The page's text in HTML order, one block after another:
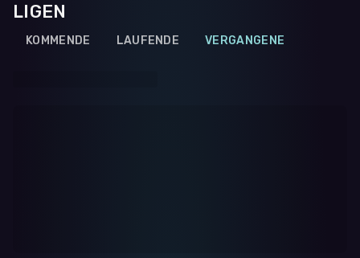
LIGEN
KOMMENDE LAUFENDE VERGANGENE